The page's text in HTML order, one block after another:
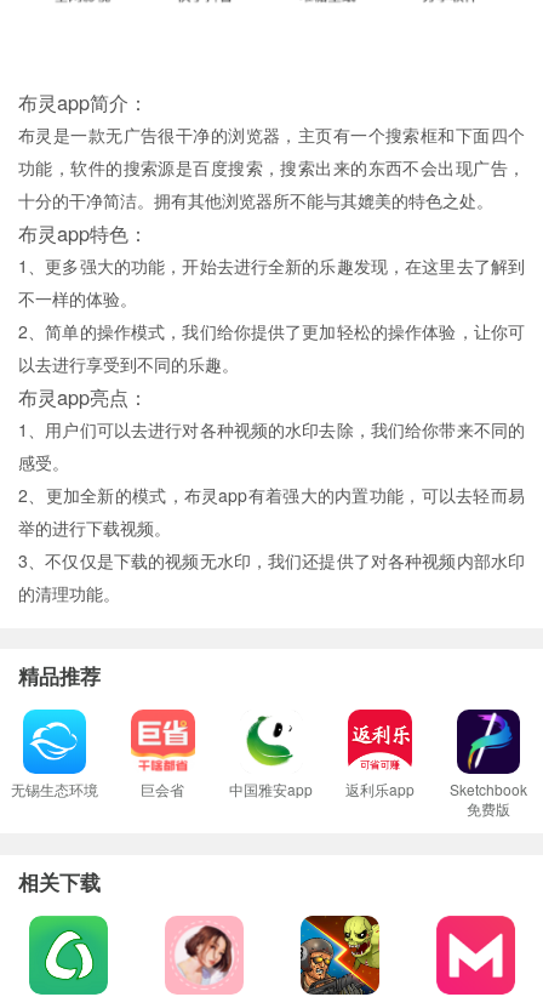
布灵app简介：
布灵是一款无广告很干净的浏览器，主页有一个搜索框和下面四个
功能，软件的搜索源是百度搜索，搜索出来的东西不会出现广告，
十分的干净简洁。拥有其他浏览器所不能与其媲美的特色之处。
布灵app特色：
1、更多强大的功能，开始去进行全新的乐趣发现，在这里去了解到
不一样的体验。
2、简单的操作模式，我们给你提供了更加轻松的操作体验，让你可
以去进行享受到不同的乐趣。
布灵app亮点：
1、用户们可以去进行对各种视频的水印去除，我们给你带来不同的
感受。
2、更加全新的模式，布灵app有着强大的内置功能，可以去轻而易
举的进行下载视频。
3、不仅仅是下载的视频无水印，我们还提供了对各种视频内部水印
的清理功能。
精品推荐
无锡生态环境 巨会省 中国雅安app 返利乐app
Sketchbook
免费版
相关下载